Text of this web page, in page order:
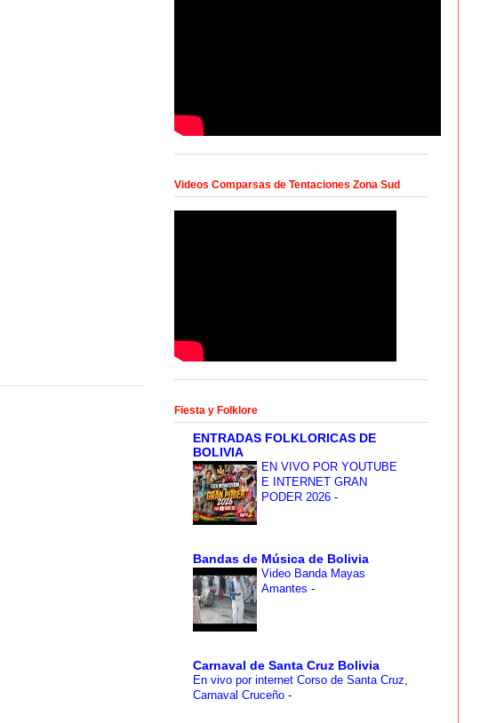
Videos Comparsas de Tentaciones Zona Sud
Fiesta y Folklore
ENTRADAS FOLKLORICAS DE
BOLIVIA
EN VIVO POR YOUTUBE
E INTERNET GRAN
PODER 2026 -
Bandas de Música de Bolivia
Video Banda Mayas
Amantes -
Carnaval de Santa Cruz Bolivia
En vivo por internet Corso de Santa Cruz,
Carnaval Cruceño -